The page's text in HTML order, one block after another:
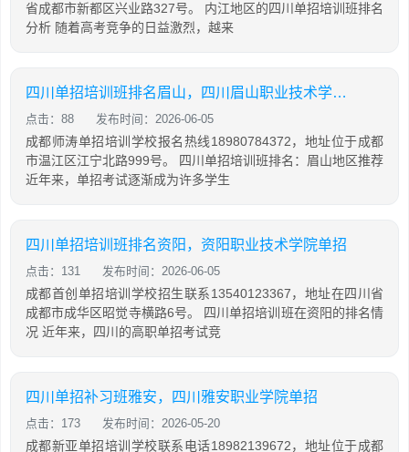
省成都市新都区兴业路327号。 内江地区的四川单招培训班排名
分析 随着高考竞争的日益激烈，越来
四川单招培训班排名眉山，四川眉山职业技术学院单招
点击：88 发布时间：2026-06-05
成都师涛单招培训学校报名热线18980784372，地址位于成都
市温江区江宁北路999号。 四川单招培训班排名：眉山地区推荐
近年来，单招考试逐渐成为许多学生
四川单招培训班排名资阳，资阳职业技术学院单招
点击：131 发布时间：2026-06-05
成都首创单招培训学校招生联系13540123367，地址在四川省
成都市成华区昭觉寺横路6号。 四川单招培训班在资阳的排名情
况 近年来，四川的高职单招考试竞
四川单招补习班雅安，四川雅安职业学院单招
点击：173 发布时间：2026-05-20
成都新亚单招培训学校联系电话18982139672，地址位于成都